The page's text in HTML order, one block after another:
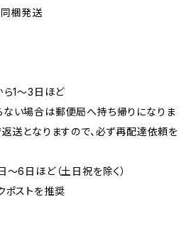
梱発送
ら1〜3日ほど
い場合は郵便局へ持ち帰りになりま
送となりますので、必ず再配達依頼を
6日ほど（土日祝を除く）
ポストを推奨